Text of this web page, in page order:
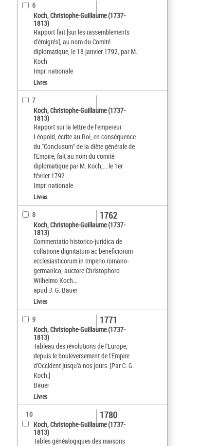
6
Koch, Christophe-Guillaume (1737-
1813)
Rapport fait [sur les rassemblements
d'émigrés], au nom du Comité
diplomatique, le 18 janvier 1792, par M.
Koch
Impr. nationale
Livres
7
Koch, Christophe-Guillaume (1737-
1813)
Rapport sur la lettre de l'empereur
Léopold, écrite au Roi, en conséquence
du "Conclusum" de la diète générale de
l'Empire, fait au nom du comité
diplomatique par M. Koch,... le 1er
février 1792...
Impr. nationale
Livres
8
Koch, Christophe-Guillaume (1737-
1813)
Commentatio historico-juridica de
collatione dignitatum ac beneficiorum
ecclesiasticorum in Imperio romano-
germanico, auctore Christophoro
Wilhelmo Koch...
apud J. G. Bauer
1762
Livres
9
Koch, Christophe-Guillaume (1737-
1813)
Tableau des révolutions de l'Europe,
depuis le bouleversement de l'Empire
d'Occident jusqu'à nos jours. [Par C. G.
Koch.]
Bauer
1771
Livres
10
Koch, Christophe-Guillaume (1737-
1813)
Tables généalogiques des maisons
1780